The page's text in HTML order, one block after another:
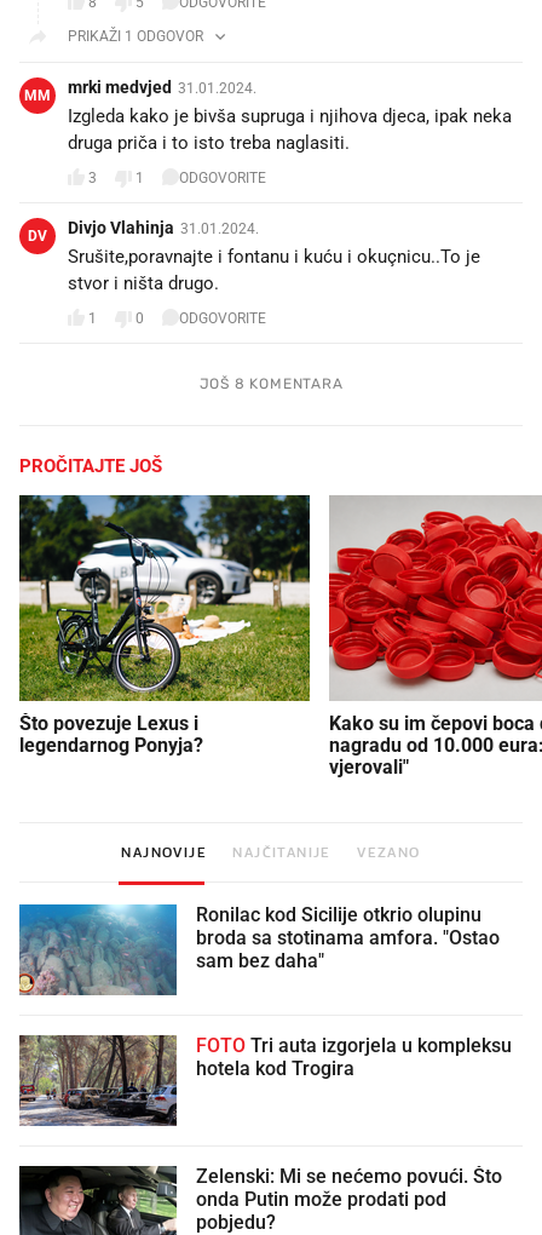
PRIKAŽI 1 ODGOVOR
MM mrki medvjed 31.01.2024.
Izgleda kako je bivša supruga i njihova djeca, ipak neka
druga priča i to isto treba naglasiti.
3 1 ODGOVORITE
DV Divjo Vlahinja 31.01.2024.
Srušite,poravnajte i fontanu i kuću i okuçnicu..To je
stvor i ništa drugo.
1 0 ODGOVORITE
JOŠ 8 KOMENTARA
PROČITAJTE JOŠ
Što povezuje Lexus i
legendarnog Ponyja?
Kako su im čepovi boca
nagradu od 10.000
vjerovali"
NAJNOVIJE NAJČITANIJE VEZANO
Ronilac kod Sicilije otkrio olupinu
broda sa stotinama amfora. "Ostao
sam bez daha"
FOTO
hotela kod Trogira
Zelenski: Mi se nećemo povući. Što
onda Putin može prodati pod
pobjedu?